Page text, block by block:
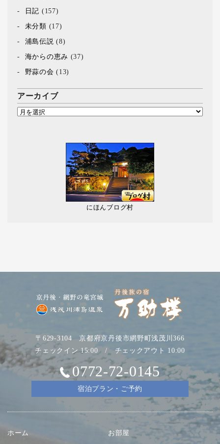
日記 (157)
未分類 (17)
浦島伝説 (8)
海からの恵み (37)
野蒜の会 (13)
アーカイブ
にほんブログ村
〒629-3104 京都府京丹後市網野町浅茂川366
チェックイン 15:00 / チェックアウト 10:00
0772-72-0145
宿泊プラン・ご予約
ホーム お部屋